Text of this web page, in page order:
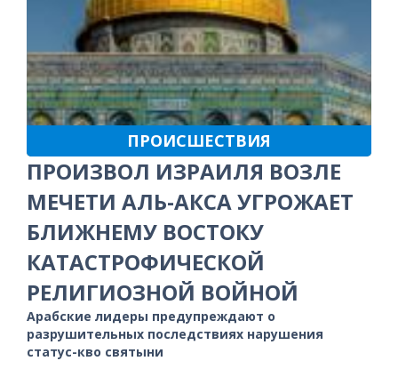
ПРОИСШЕСТВИЯ
ПРОИЗВОЛ ИЗРАИЛЯ ВОЗЛЕ
МЕЧЕТИ АЛЬ-АКСА УГРОЖАЕТ
БЛИЖНЕМУ ВОСТОКУ
КАТАСТРОФИЧЕСКОЙ
РЕЛИГИОЗНОЙ ВОЙНОЙ
Арабские лидеры предупреждают о
разрушительных последствиях нарушения
статус-кво святыни